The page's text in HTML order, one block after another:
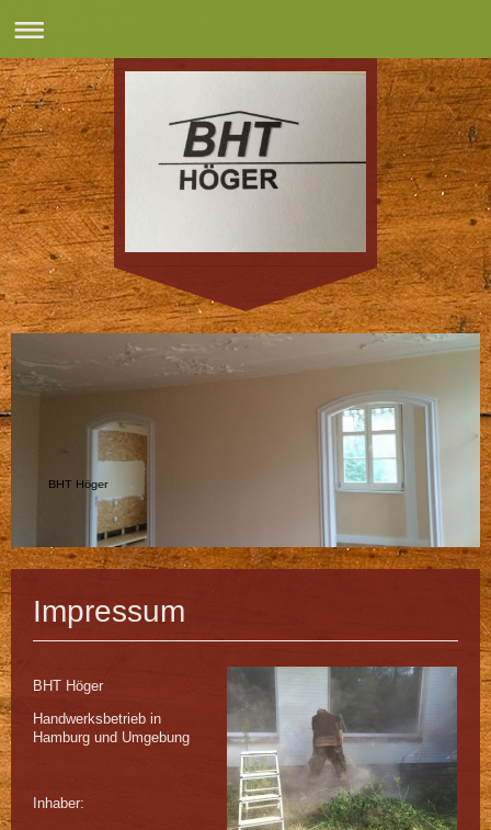
BHT Höger
Impressum
BHT Höger
Handwerksbetrieb in
Hamburg und Umgebung
Inhaber: